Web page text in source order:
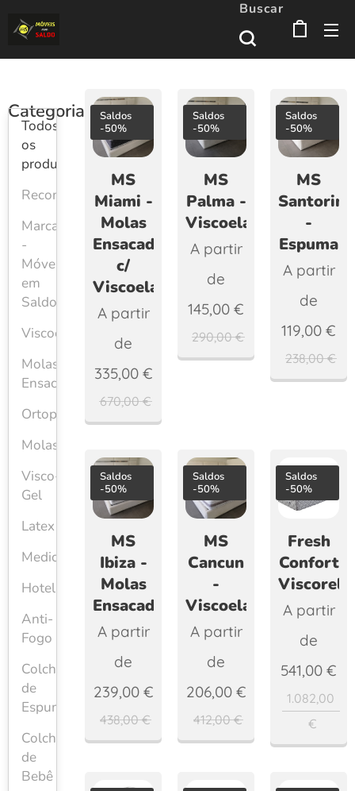
Buscar
Categorias
Todos
os
produtos
Recomendados
Marca
-
Móveis
em
Saldo
Viscoelásticos
Molas
Ensacadas
Ortopédicos
Molas
Visco-
Gel
Latex
Medicinais
Hotelaria
Anti-
Fogo
Colchões
de
Espuma
Colchões
de
Bebê
MS
Miami -
Molas
Ensacadas
c/
Viscoelástico
Saldos
-50%
A partir
de
335,00€
670,00€
MS
Palma -
Viscoelástico
Saldos
-50%
A partir
de
145,00 €
290,00€
MS
Santorini
-
Espuma
Saldos
-50%
A partir
de
119,00 €
238,00€
MS
Ibiza -
Molas
Ensacadas
Saldos
-50%
A partir
de
239,00€
438,00€
MS
Cancun
-
Viscoelástico
Saldos
-50%
A partir
de
206,00€
412,00€
Fresh
Confort
Saldos
-50%
A partir
de
541,00 €
1.082,00
€